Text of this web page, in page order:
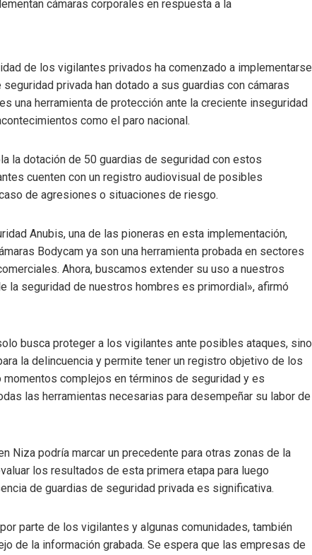
de los vigilantes privados ha comenzado a implementarse
privada han dotado a sus guardias con cámaras
una herramienta de protección ante la creciente inseguridad
como el paro nacional.
la dotación de 50 guardias de seguridad con estos
cuenten con un registro audiovisual de posibles
de agresiones o situaciones de riesgo.
Anubis, una de las pioneras en esta implementación,
Bodycam ya son una herramienta probada en sectores
Ahora, buscamos extender su uso a nuestros
la seguridad de nuestros hombres es primordial», afirmó
busca proteger a los vigilantes ante posibles ataques, sino
la delincuencia y permite tener un registro objetivo de los
complejos en términos de seguridad y es
las herramientas necesarias para desempeñar su labor de
Niza podría marcar un precedente para otras zonas de la
los resultados de esta primera etapa para luego
de guardias de seguridad privada es significativa.
parte de los vigilantes y algunas comunidades, también
de la información grabada. Se espera que las empresas de